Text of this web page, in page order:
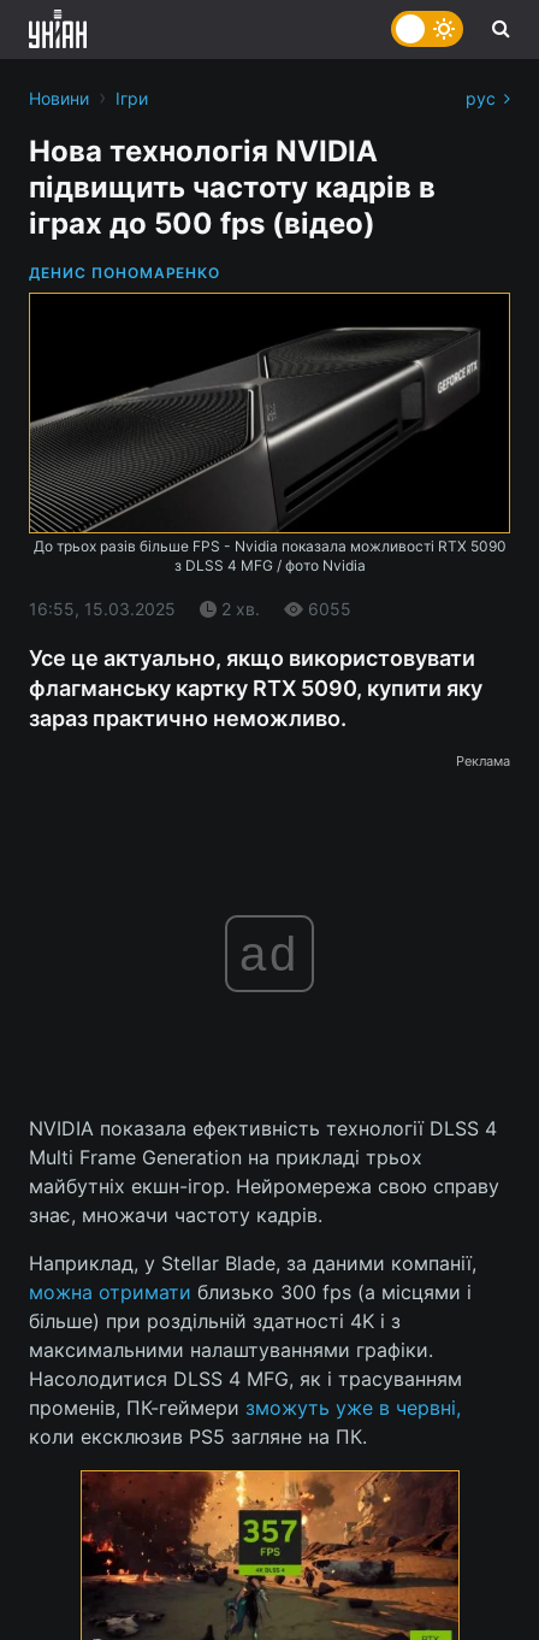
Головна Війна
Економіка Світ
Техно і зв'язок Лайт
Зброя Інциденти
Здоров'я Туризм
Цікавинки Погода
Регіони
Новини › Ігри рус
Нова технологія NVIDIA
підвищить частоту кадрів в
іграх до 500 fps (відео)
ДЕНИС ПОНОМАРЕНКО
До трьох разів більше FPS - Nvidia показала можливості RTX 5090
з DLSS 4 MFG / фото Nvidia
16:55, 15.03.2025 2 хв. 6055
Усе це актуально, якщо використовувати
флагманську картку RTX 5090, купити яку
зараз практично неможливо.
Реклама
ad
NVIDIA показала ефективність технології DLSS 4
Multi Frame Generation на прикладі трьох
майбутніх екшн-ігор. Нейромережа свою справу
знає, множачи частоту кадрів.
Наприклад, у Stellar Blade, за даними компанії,
можна отримати близько 300 fps (а місцями і
більше) при роздільній здатності 4K і з
максимальними налаштуваннями графіки.
Насолодитися DLSS 4 MFG, як і трасуванням
променів, ПК-геймери зможуть уже в червні,
коли ексклюзив PS5 загляне на ПК.